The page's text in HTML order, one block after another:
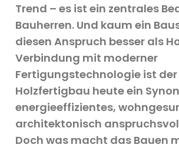
Trend – es ist ein zentrales
Bauherren. Und kaum ein
diesen Anspruch besser als
Verbindung mit moderner
Fertigungstechnologie ist der
Holzfertigbau heute ein
energieeffizientes,
architektonisch
Doch was macht das Bauen